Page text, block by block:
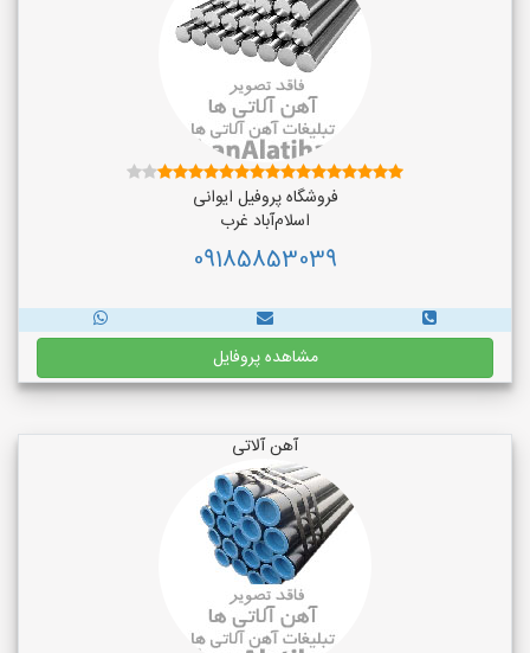
فروشگاه پروفیل ایوانی
اسلام‌آباد غرب
09185853039
مشاهده پروفایل
آهن آلاتی